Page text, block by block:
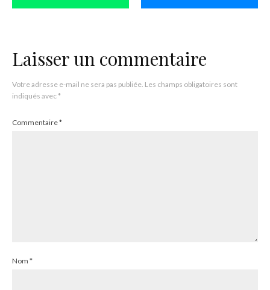
Laisser un commentaire
Votre adresse e-mail ne sera pas publiée. Les champs obligatoires sont
indiqués avec*
Commentaire*
Nom *